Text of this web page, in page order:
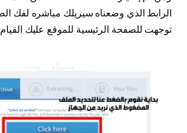
الرابط الذي وضعناه سيريلك مباشره لفك
توجهت للصفحة الرئيسية للموقع عليك